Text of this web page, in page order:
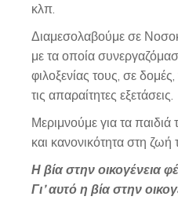
κλπ.
Διαμεσολαβούμε σε
με τα οποία
φιλοξενίας τους, σε
τις απαραίτητες εξετάσεις.
Μεριμνούμε για τα
και κανονικότητα στη ζωή
Η βία στην οικογένεια
Γι’ αυτό η βία στην